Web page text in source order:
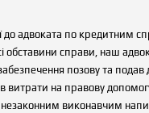
до адвоката по кредитним
справи, наш
позову та подав
витрати на правову
незаконним виконавчим